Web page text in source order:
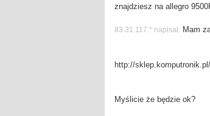
znajdziesz na allegro
83.31.117.* napisał: Mam
http://
Myślicie że będzie ok?